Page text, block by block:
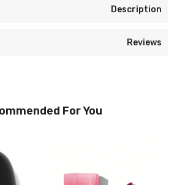
Description
Reviews
For You